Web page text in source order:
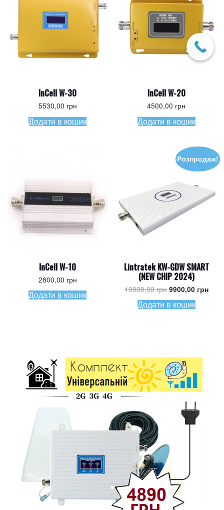
InCell W-30
5530,00 грн
Додати в кошик
InCell W-20
4500,00 грн
Додати в кошик
InCell W-10
2800,00 грн
Додати в кошик
Розпродаж!
Lintratek KW-GDW SMART
(NEW CHIP 2024)
10900,00грн Оригінальна
10900,00 грн.
9900,00 грн
Додати в кошик